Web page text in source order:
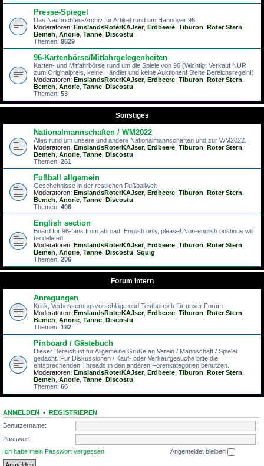
Presse-Spiegel
Das Nachrichten-Archiv für Artikel rund um Hannover 96
Moderatoren: EmslandsRoterKAJser, Erdbeere Tiburon Roter Stern
Bemeh Anorie Tanne Discostu
Themen: 9829
96-Kartenbörse/Mitfahrgelegenheiten
Karten- und Mitfahrbörse rund um die Spiele von 96 (Wichtig: Verkauf NUR
zum Originalpreis, keine Händler und keine Auktionen! Siehe Bereichsregeln!)
Moderatoren: EmslandsRoterKAJser, Erdbeere Tiburon Roter Stern
Bemeh Anorie Tanne Discostu
Themen: 53
Sonstiges
Nationalmannschaften / WM2022
Alles rund um unsere und andere Nationalmannschaften und zur WM2022.
Moderatoren: EmslandsRoterKAJser, Erdbeere Tiburon Roter Stern
Bemeh Anorie Tanne Discostu
Themen: 261
Fußball allgemein
Geschehnisse in der restlichen Fußballwelt
Moderatoren: EmslandsRoterKAJser, Erdbeere Tiburon Roter Stern
Bemeh Anorie Tanne Discostu
Themen: 406
English section
Board for 96-fans from abroad. English only, please! Non-english postings will
be deleted.
Moderatoren: EmslandsRoterKAJser, Erdbeere Tiburon Roter Stern
Bemeh Anorie Tanne Discostu Squig
Themen: 206
Forum intern
Anregungen
Kritik, Verbesserungsvorschläge und Testbereich für unser Forum
Moderatoren: EmslandsRoterKAJser, Erdbeere Tiburon Roter Stern
Bemeh Anorie Tanne Discostu
Themen: 192
Pinboard / Gästebuch
Dieser Bereich ist für Allgemeine Grüße an Verein / Mannschaft / Spieler
gedacht. Für Diskussionen / Kauf- oder Verkaufgesuche bitte die
entsprechenden Threads in den anderen Forenkategorien benutzen.
Moderatoren: EmslandsRoterKAJser, Erdbeere Tiburon Roter Stern
Bemeh Anorie Tanne Discostu
Themen: 66
ANMELDEN • REGISTRIEREN
Benutzername:
Passwort:
Ich habe mein Passwort vergessen
Angemeldet bleiben